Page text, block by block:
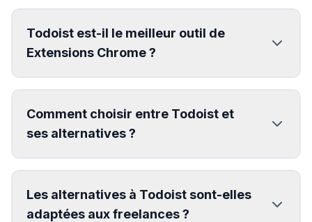
Todoist est-il le meilleur outil de
Extensions Chrome ?
Comment choisir entre Todoist et
ses alternatives ?
Les alternatives à Todoist sont-elles
adaptées aux freelances ?